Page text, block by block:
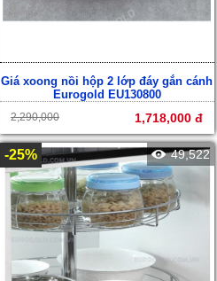
Giá xoong nồi hộp 2 lớp đáy gắn cánh
Eurogold EU130800
2,290,000 1,718,000 đ
-25% 49,522